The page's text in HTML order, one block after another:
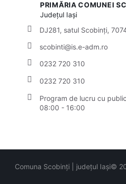
PRIMĂRIA COMUNEI
Județul Iași
DJ281, satul Scobinți,
scobinti@is.e-adm.ro
0232 720 310
0232 720 310
Program de lucru cu
08:00 - 16:00
Comuna Scobinți | județul Iași©